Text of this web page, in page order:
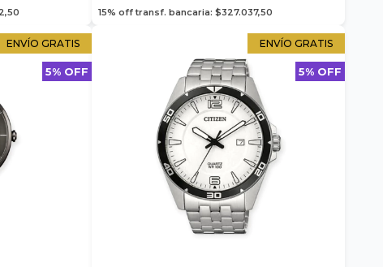
15% off transf. bancaria: $327.037,50
ENVÍO GRATIS
5% OFF
ENVÍO GRATIS
5% OFF